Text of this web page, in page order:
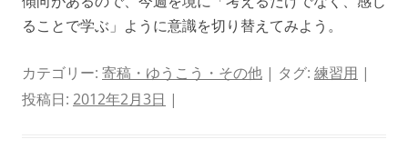
ることで学ぶ」ように意識を切り替えてみよう。
カテゴリー: 寄稿・ゆうこう・その他 | タグ: 練習用 |
投稿日: 2012年2月3日 |